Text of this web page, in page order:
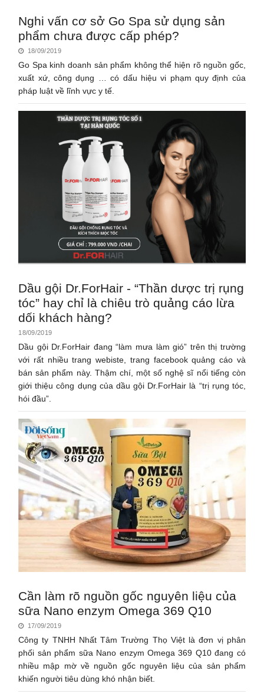
Nghi vấn cơ sở Go Spa sử dụng sản
phẩm chưa được cấp phép?
18/09/2019
Go Spa kinh doanh sản phẩm không thể hiện rõ nguồn gốc,
xuất xứ, công dụng … có dấu hiệu vi phạm quy định của
pháp luật về lĩnh vực y tế.
Dầu gội Dr.ForHair - “Thần dược trị rụng
tóc” hay chỉ là chiêu trò quảng cáo lừa
dối khách hàng?
18/09/2019
Dầu gội Dr.ForHair đang “làm mưa làm gió” trên thị trường
với rất nhiều trang webiste, trang facebook quảng cáo và
bán sản phẩm này. Thậm chí, một số nghệ sĩ nổi tiếng còn
giới thiệu công dụng của dầu gội Dr.ForHair là “trị rụng tóc,
hói đầu”.
Cần làm rõ nguồn gốc nguyên liệu của
sữa Nano enzym Omega 369 Q10
17/09/2019
Công ty TNHH Nhất Tâm Trường Thọ Việt là đơn vị phân
phối sản phẩm sữa Nano enzym Omega 369 Q10 đang có
nhiều mập mờ về nguồn gốc nguyên liệu của sản phẩm
khiến người tiêu dùng khó nhận biết.